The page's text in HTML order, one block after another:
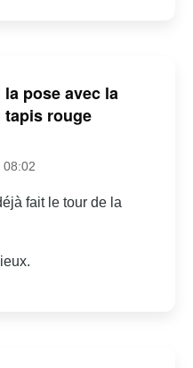
pose avec la
tapis rouge
08:02
fait le tour de la